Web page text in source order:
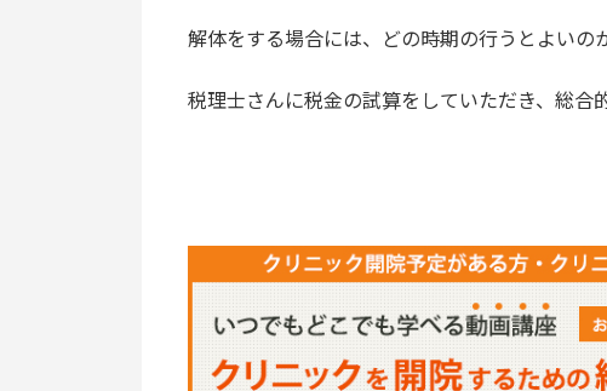
解体をする場合には、どの時期の行うとよいの
税理士さんに税金の試算をしていただき、総合